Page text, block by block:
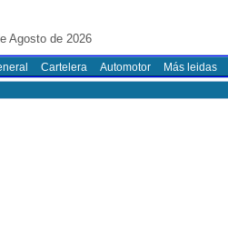
Agosto de 2026
Cartelera Automotor Más leidas